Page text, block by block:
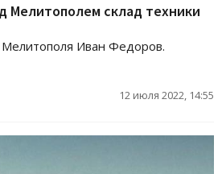
Мелитополем склад техники
Иван Федоров.
12 июля 2022, 14:55